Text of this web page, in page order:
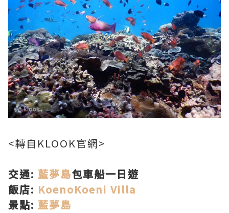
<轉自KLOOK官網>
交通: 藍夢島包車船一日遊
飯店: KoenoKoeni Villa
景點: 藍夢島